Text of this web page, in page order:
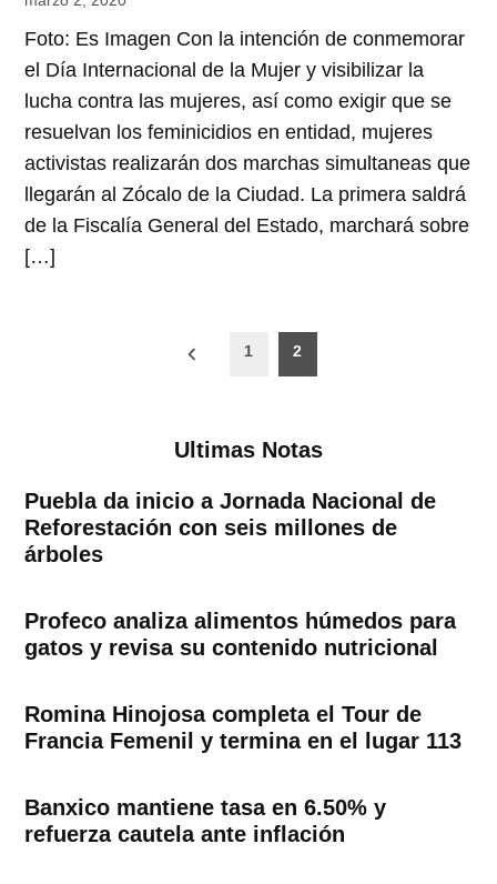
Foto: Es Imagen Con la intención de conmemorar
el Día Internacional de la Mujer y visibilizar la
lucha contra las mujeres, así como exigir que se
resuelvan los feminicidios en entidad, mujeres
activistas realizarán dos marchas simultaneas que
llegarán al Zócalo de la Ciudad. La primera saldrá
de la Fiscalía General del Estado, marchará sobre
[…]
1 2
Ultimas Notas
Puebla da inicio a Jornada Nacional de
Reforestación con seis millones de
árboles
Profeco analiza alimentos húmedos para
gatos y revisa su contenido nutricional
Romina Hinojosa completa el Tour de
Francia Femenil y termina en el lugar 113
Banxico mantiene tasa en 6.50% y
refuerza cautela ante inflación